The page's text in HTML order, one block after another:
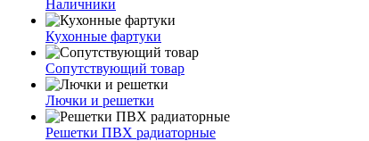
Наличники
Кухонные фартуки
Сопутствующий товар
Лючки и решетки
Решетки ПВХ радиаторные